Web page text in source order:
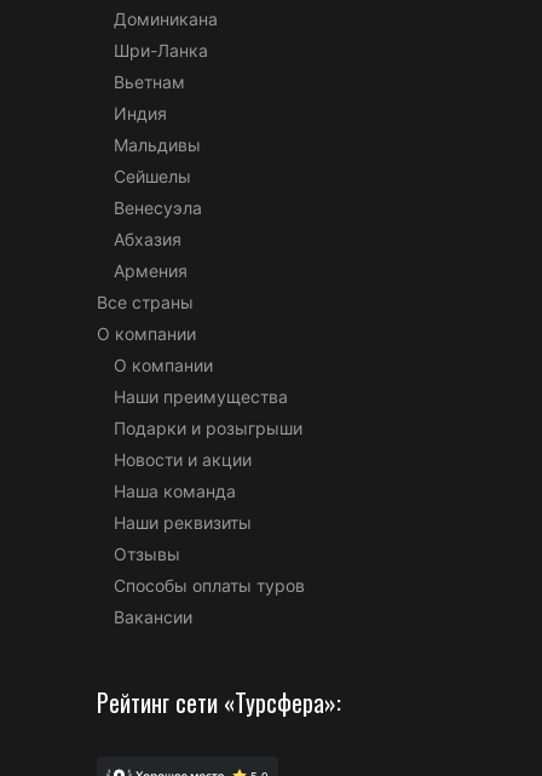
Доминикана
Шри-Ланка
Вьетнам
Индия
Мальдивы
Сейшелы
Венесуэла
Абхазия
Армения
Все страны
О компании
О компании
Наши преимущества
Подарки и розыгрыши
Новости и акции
Наша команда
Наши реквизиты
Отзывы
Способы оплаты туров
Вакансии
Рейтинг сети «Турсфера»: